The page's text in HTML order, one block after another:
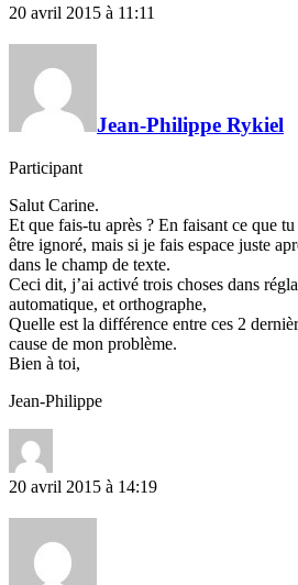
20 avril 2015 à 11:11
Jean-Philippe Rykiel
Participant
Salut Carine.
Et que fais-tu après ? En faisant ce que
être ignoré, mais si je fais espace juste
dans le champ de texte.
Ceci dit, j’ai activé trois choses dans
automatique, et orthographe,
Quelle est la différence entre ces 2
cause de mon problème.
Bien à toi,
Jean-Philippe
20 avril 2015 à 14:19